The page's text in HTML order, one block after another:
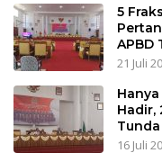
5
APBD
21 Juli
Hadir,
Tunda
16 Juli